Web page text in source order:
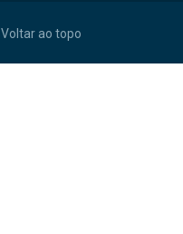
Voltar ao topo